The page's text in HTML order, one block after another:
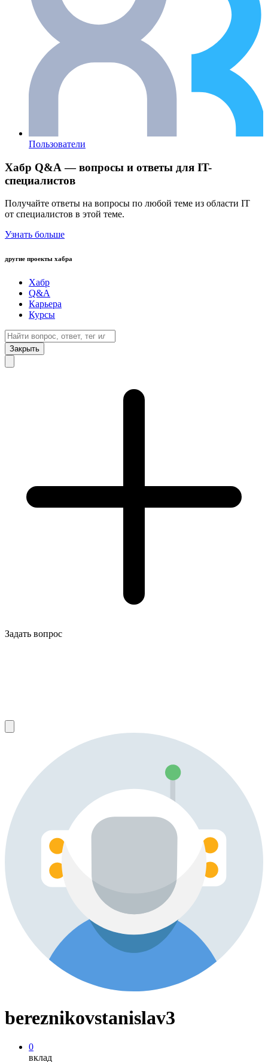
Пользователи
Хабр Q&A — вопросы и ответы для IT-
специалистов
Получайте ответы на вопросы по любой теме из области IT
от специалистов в этой теме.
Узнать больше
другие проекты хабра
Хабр
Q&A
Карьера
Курсы
Закрыть
Задать вопрос
bereznikovstanislav3
0
вклад